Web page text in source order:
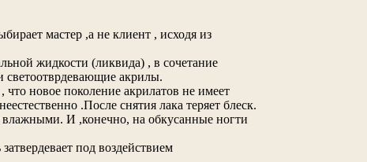
мастер ,а не клиент , исходя из
жидкости (ликвида) , в сочетание
светоотврдевающие акрилы.
новое поколение акрилатов не имеет
.После снятия лака теряет блеск.
И ,конечно, на обкусанные ногти
под воздействием